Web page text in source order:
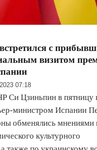
с
визитом
07:18
Си Цзиньпин в пятницу
министром Испании
обменялись мнениями
культурного